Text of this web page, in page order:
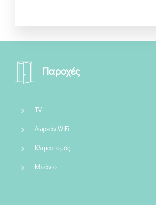
Παροχές
TV
Δωρεάν WiFi
Κλιματισμός
Μπάνιο